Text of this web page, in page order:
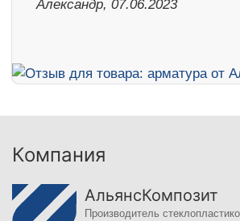
Александр, 07.06.2023
Компания
АльянсКомпозит
Производитель